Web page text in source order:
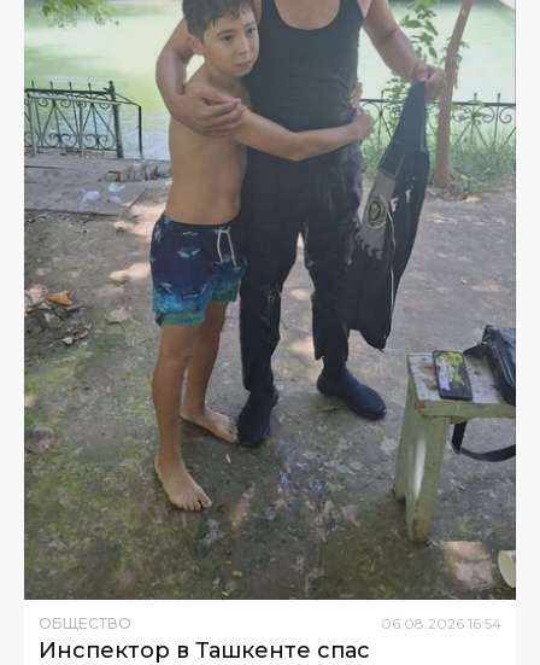
ОБЩЕСТВО 06 08 2026 16:54
Инспектор в Ташкенте спас